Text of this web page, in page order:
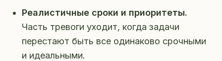
Реалистичные сроки и приоритеты.
Часть тревоги уходит, когда задачи
перестают быть все одинаково срочными
и идеальными.